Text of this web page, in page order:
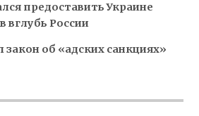
предоставить Украине
вглубь России
об «адских санкциях»